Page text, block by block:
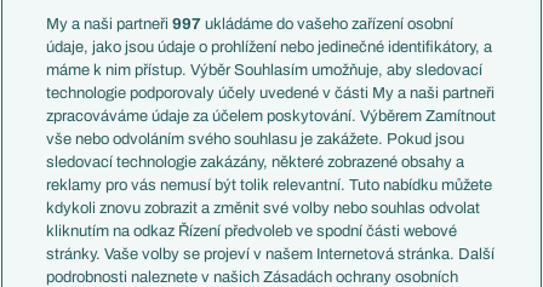
Témata
Představení týmů MS
EuroSkauting
PL v kostce
Evropské koeficienty
Přestupy
Přestupové spekulace
Zranění
Kluby
Arsenal FC
Francie
Itálie
Německo
Španělsko
Argentina
Brazílie
Přestupy
Zápasy
Livescore
Tipovací soutěž
My a naši partneři997 ukládáme do vašeho zařízení osobní
údaje, jako jsou údaje o prohlížení nebo jedinečné identifikátory, a
máme k nim přístup. Výběr Souhlasím umožňuje, aby sledovací
technologie podporovaly účely uvedené v části My a naši partneři
zpracováváme údaje za účelem poskytování. Výběrem Zamítnout
vše nebo odvoláním svého souhlasu je zakážete. Pokud jsou
sledovací technologie zakázány, některé zobrazené obsahy a
reklamy pro vás nemusí být tolik relevantní. Tuto nabídku můžete
kdykoli znovu zobrazit a změnit své volby nebo souhlas odvolat
kliknutím na odkaz Řízení předvoleb ve spodní části webové
stránky. Vaše volby se projeví v našem Internetová stránka. Další
podrobnosti naleznete v našich Zásadách ochrany osobních